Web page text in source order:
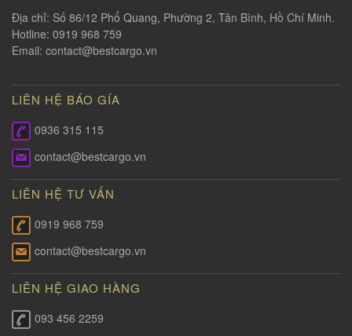
Địa chỉ: Số 86/12 Phổ Quang, Phường 2, Tân Bình, Hồ Chí Minh.
Hotline: 0919 968 759
Email: contact@bestcargo.vn
LIÊN HỆ BÁO GÍA
0936 315 115
contact@bestcargo.vn
LIÊN HỆ TƯ VẤN
0919 968 759
contact@bestcargo.vn
LIÊN HỆ GIAO HÀNG
093 456 2259